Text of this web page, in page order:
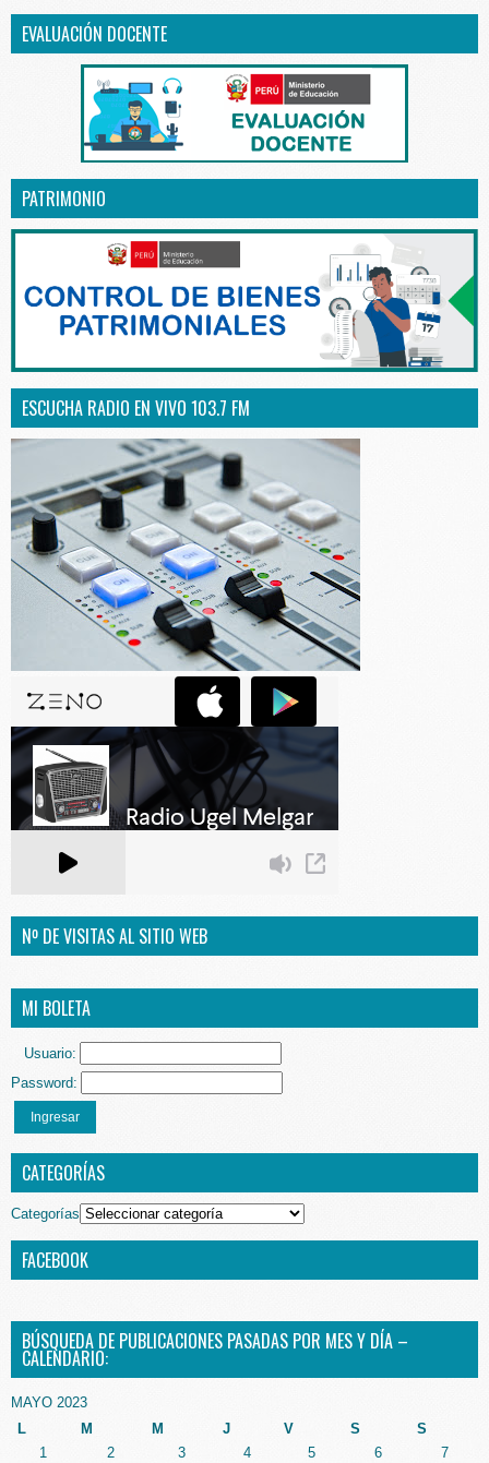
EVALUACIÓN DOCENTE
PATRIMONIO
ESCUCHA RADIO EN VIVO 103.7 FM
Nº DE VISITAS AL SITIO WEB
MI BOLETA
Usuario:
Password:
Ingresar
CATEGORÍAS
Categorías
FACEBOOK
BÚSQUEDA DE PUBLICACIONES PASADAS POR MES Y DÍA –
CALENDARIO:
MAYO 2023
L
M M J V S S
1 2 3 4 5 6
7